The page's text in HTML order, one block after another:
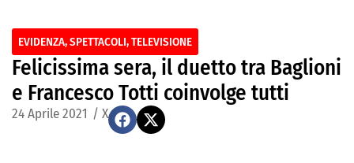
EVIDENZA,SPETTACOLI,TELEVISIONE
Felicissima sera, il duetto tra Baglioni
e Francesco Totti coinvolge tutti
24 Aprile 2021 / X